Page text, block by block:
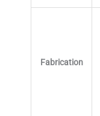
Fabrication